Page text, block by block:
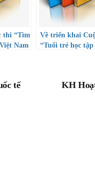
thi “Tìm
Nam
Về triển khai
“Tuổi trẻ học tập
tế
KH